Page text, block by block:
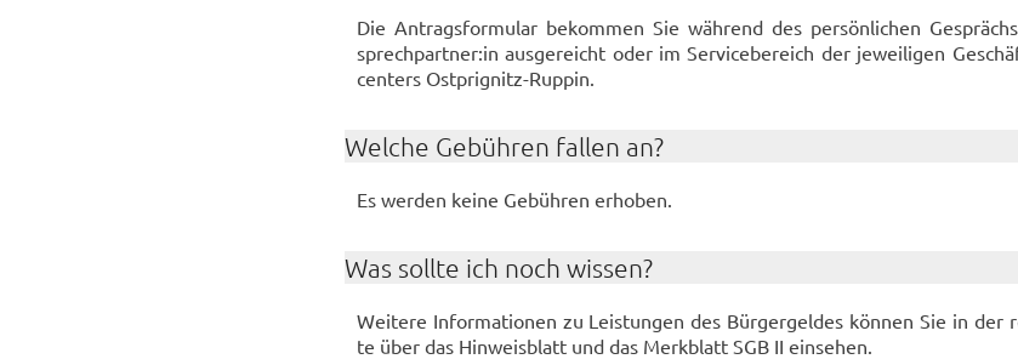
Die An­trags­for­mu­lar be­kom­men Sie wäh­rend des per­sön­li­chen
sprech­part­ner:in aus­ge­reicht oder im Ser­vice­be­reich der je­wei­li­gen
cen­ters Ostprignitz-​Ruppin.
Wel­che Ge­büh­ren fal­len an?
Es wer­den keine Ge­büh­ren er­ho­ben.
Was soll­te ich noch wis­sen?
Wei­te­re In­for­ma­tio­nen zu Leis­tun­gen des Bür­ger­gel­des kön­nen Sie in der
te über das Hin­weis­blatt und das Merk­blatt SGB II ein­se­hen.